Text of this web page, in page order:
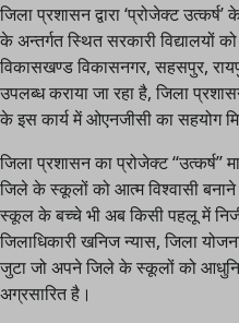
जिला प्रशासन द्वारा ‘प्रोजेक्ट
के अन्तर्गत स्थित सरकारी विद्यालयों
विकासखण्ड विकासनगर, सहसपुर,
उपलब्ध कराया जा रहा है, जिला
के इस कार्य में ओएनजीसी का सहयोग
जिला प्रशासन का प्रोजेक्ट
जिले के स्कूलों को आत्म विश्वासी
स्कूल के बच्चे भी अब किसी पहलू में
जिलाधिकारी खनिज न्यास, जिला
जुटा जो अपने जिले के स्कूलों को
अग्रसारित है।